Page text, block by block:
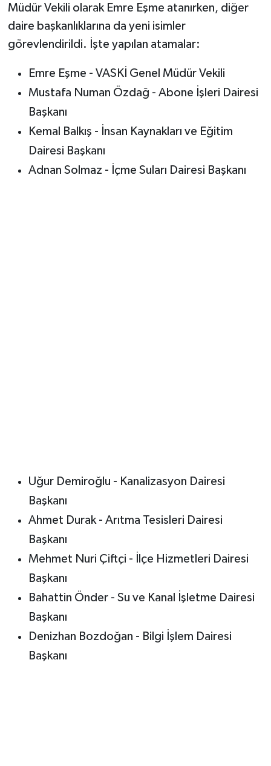
Müdür Vekili olarak Emre Eşme atanırken, diğer
daire başkanlıklarına da yeni isimler
görevlendirildi. İşte yapılan atamalar:
Emre Eşme - VASKİ Genel Müdür Vekili
Mustafa Numan Özdağ - Abone İşleri Dairesi
Başkanı
Kemal Balkış - İnsan Kaynakları ve Eğitim
Dairesi Başkanı
Adnan Solmaz - İçme Suları Dairesi Başkanı
Uğur Demiroğlu - Kanalizasyon Dairesi
Başkanı
Ahmet Durak - Arıtma Tesisleri Dairesi
Başkanı
Mehmet Nuri Çiftçi - İlçe Hizmetleri Dairesi
Başkanı
Bahattin Önder - Su ve Kanal İşletme Dairesi
Başkanı
Denizhan Bozdoğan - Bilgi İşlem Dairesi
Başkanı